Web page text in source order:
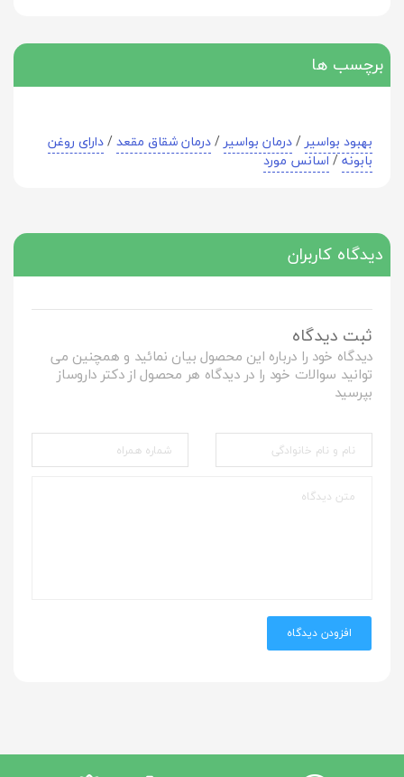
برچسب ها
بهبود بواسیر/درمان بواسیر/درمان شقاق مقعد/دارای روغن
بابونه/اسانس مورد
دیدگاه کاربران
ثبت دیدگاه
دیدگاه خود را درباره این محصول بیان نمائید و همچنین می
توانید سوالات خود را در دیدگاه هر محصول از دکتر داروساز
بپرسید
افزودن دیدگاه